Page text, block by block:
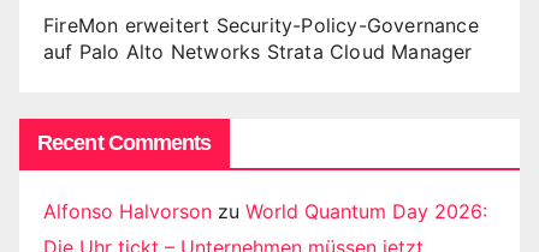
FireMon erweitert Security-Policy-Governance
auf Palo Alto Networks Strata Cloud Manager
Recent Comments
Alfonso Halvorson zu World Quantum Day 2026:
Die Uhr tickt – Unternehmen müssen jetzt